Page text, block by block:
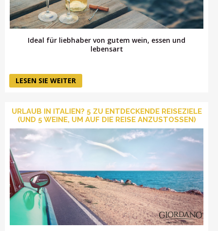
Ideal für liebhaber von gutem wein, essen und
lebensart
LESEN SIE WEITER
URLAUB IN ITALIEN? 5 ZU ENTDECKENDE REISEZIELE
(UND 5 WEINE, UM AUF DIE REISE ANZUSTOSSEN)